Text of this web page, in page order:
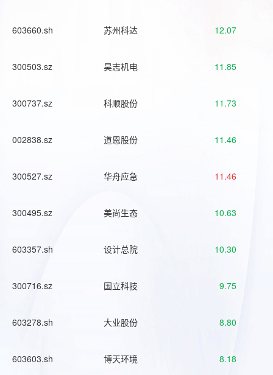
603660.sh 苏州科达 12.07
300503.sz 昊志机电 11.85
300737.sz 科顺股份 11.73
002838.sz 道恩股份 11.46
300527.sz 华舟应急 11.46
300495.sz 美尚生态 10.63
603357.sh 设计总院 10.30
300716.sz 国立科技 9.75
603278.sh 大业股份 8.80
603603.sh 博天环境 8.18